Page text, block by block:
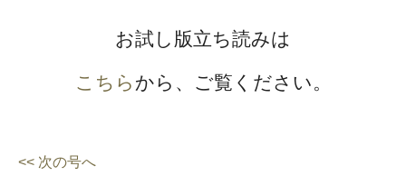
お試し版立ち読みは
こちら から、ご覧ください。
<< 次の号へ